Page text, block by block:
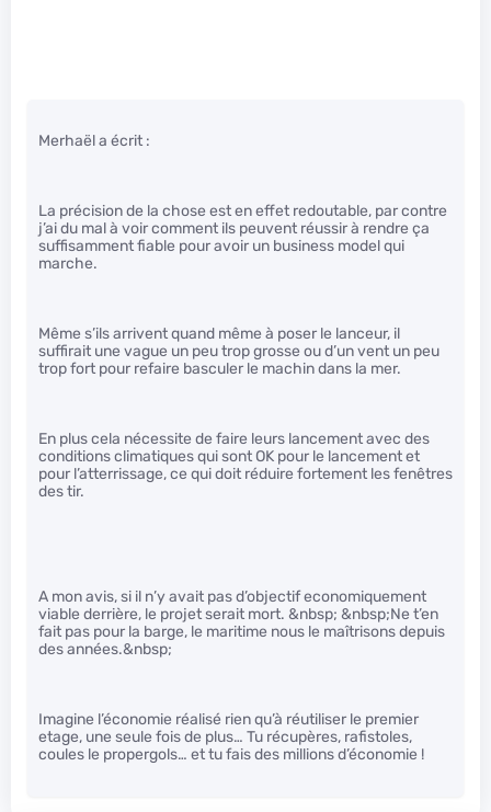
Merhaël a écrit :
La précision de la chose est en effet redoutable, par contre
j’ai du mal à voir comment ils peuvent réussir à rendre ça
suffisamment fiable pour avoir un business model qui
marche.
Même s’ils arrivent quand même à poser le lanceur, il
suffirait une vague un peu trop grosse ou d’un vent un peu
trop fort pour refaire basculer le machin dans la mer.
En plus cela nécessite de faire leurs lancement avec des
conditions climatiques qui sont OK pour le lancement et
pour l’atterrissage, ce qui doit réduire fortement les fenêtres
des tir.
A mon avis, si il n’y avait pas d’objectif economiquement
viable derrière, le projet serait mort. &nbsp; &nbsp;Ne t’en
fait pas pour la barge, le maritime nous le maîtrisons depuis
des années.&nbsp;
Imagine l’économie réalisé rien qu’à réutiliser le premier
etage, une seule fois de plus… Tu récupères, rafistoles,
coules le propergols… et tu fais des millions d’économie !